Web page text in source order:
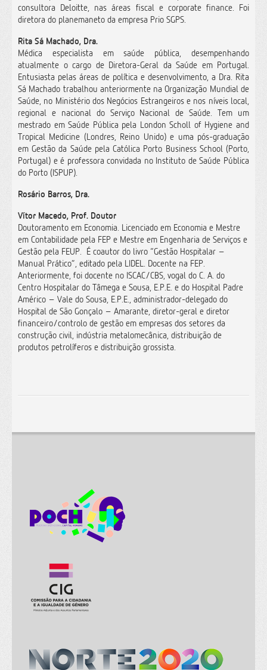
consultora Deloitte, nas áreas fiscal e corporate finance. Foi
diretora do planemaneto da empresa Prio SGPS.
Rita Sá Machado, Dra.
Médica especialista em saúde pública, desempenhando
atualmente o cargo de Diretora-Geral da Saúde em Portugal.
Entusiasta pelas áreas de política e desenvolvimento, a Dra. Rita
Sá Machado trabalhou anteriormente na Organização Mundial de
Saúde, no Ministério dos Negócios Estrangeiros e nos níveis local,
regional e nacional do Serviço Nacional de Saúde. Tem um
mestrado em Saúde Pública pela London Scholl of Hygiene and
Tropical Medicine (Londres, Reino Unido) e uma pós-graduação
em Gestão da Saúde pela Católica Porto Business School (Porto,
Portugal) e é professora convidada no Instituto de Saúde Pública
do Porto (ISPUP).
Rosário Barros, Dra.
Vítor Macedo, Prof. Doutor
Doutoramento em Economia. Licenciado em Economia e Mestre
em Contabilidade pela FEP e Mestre em Engenharia de Serviços e
Gestão pela FEUP. É coautor do livro “Gestão Hospitalar –
Manual Prático”, editado pela LIDEL. Docente na FEP.
Anteriormente, foi docente no ISCAC/CBS, vogal do C. A. do
Centro Hospitalar do Tâmega e Sousa, E.P.E. e do Hospital Padre
Américo – Vale do Sousa, E.P.E., administrador-delegado do
Hospital de São Gonçalo – Amarante, diretor-geral e diretor
financeiro/controlo de gestão em empresas dos setores da
construção civil, indústria metalomecânica, distribuição de
produtos petrolíferos e distribuição grossista.